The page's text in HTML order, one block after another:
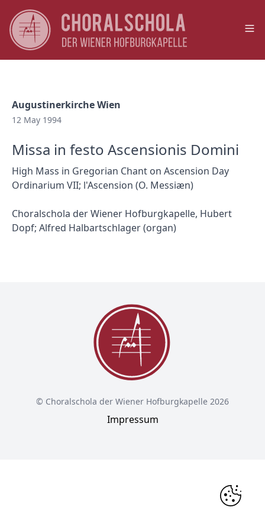
Augustinerkirche Wien
12 May 1994
Missa in festo Ascensionis Domini
High Mass in Gregorian Chant on Ascension Day
Ordinarium VII; l'Ascension (O. Messiæn)
Choralschola der Wiener Hofburgkapelle, Hubert
Dopf; Alfred Halbartschlager (organ)
© Choralschola der Wiener Hofburgkapelle 2026
Impressum